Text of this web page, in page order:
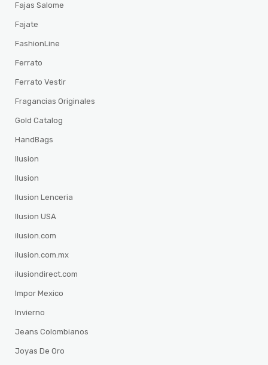
Fajas Salome
Fajate
FashionLine
Ferrato
Ferrato Vestir
Fragancias Originales
Gold Catalog
HandBags
Ilusion
Ilusion
Ilusion Lenceria
Ilusion USA
ilusion.com
ilusion.com.mx
ilusiondirect.com
Impor Mexico
Invierno
Jeans Colombianos
Joyas De Oro